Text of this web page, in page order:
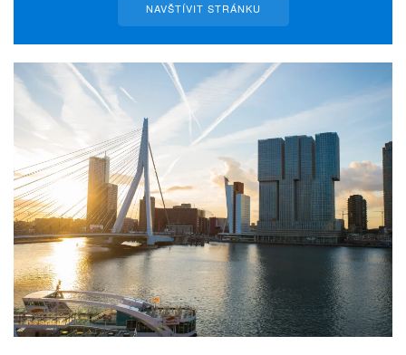
NAVŠTÍVIT STRÁNKU